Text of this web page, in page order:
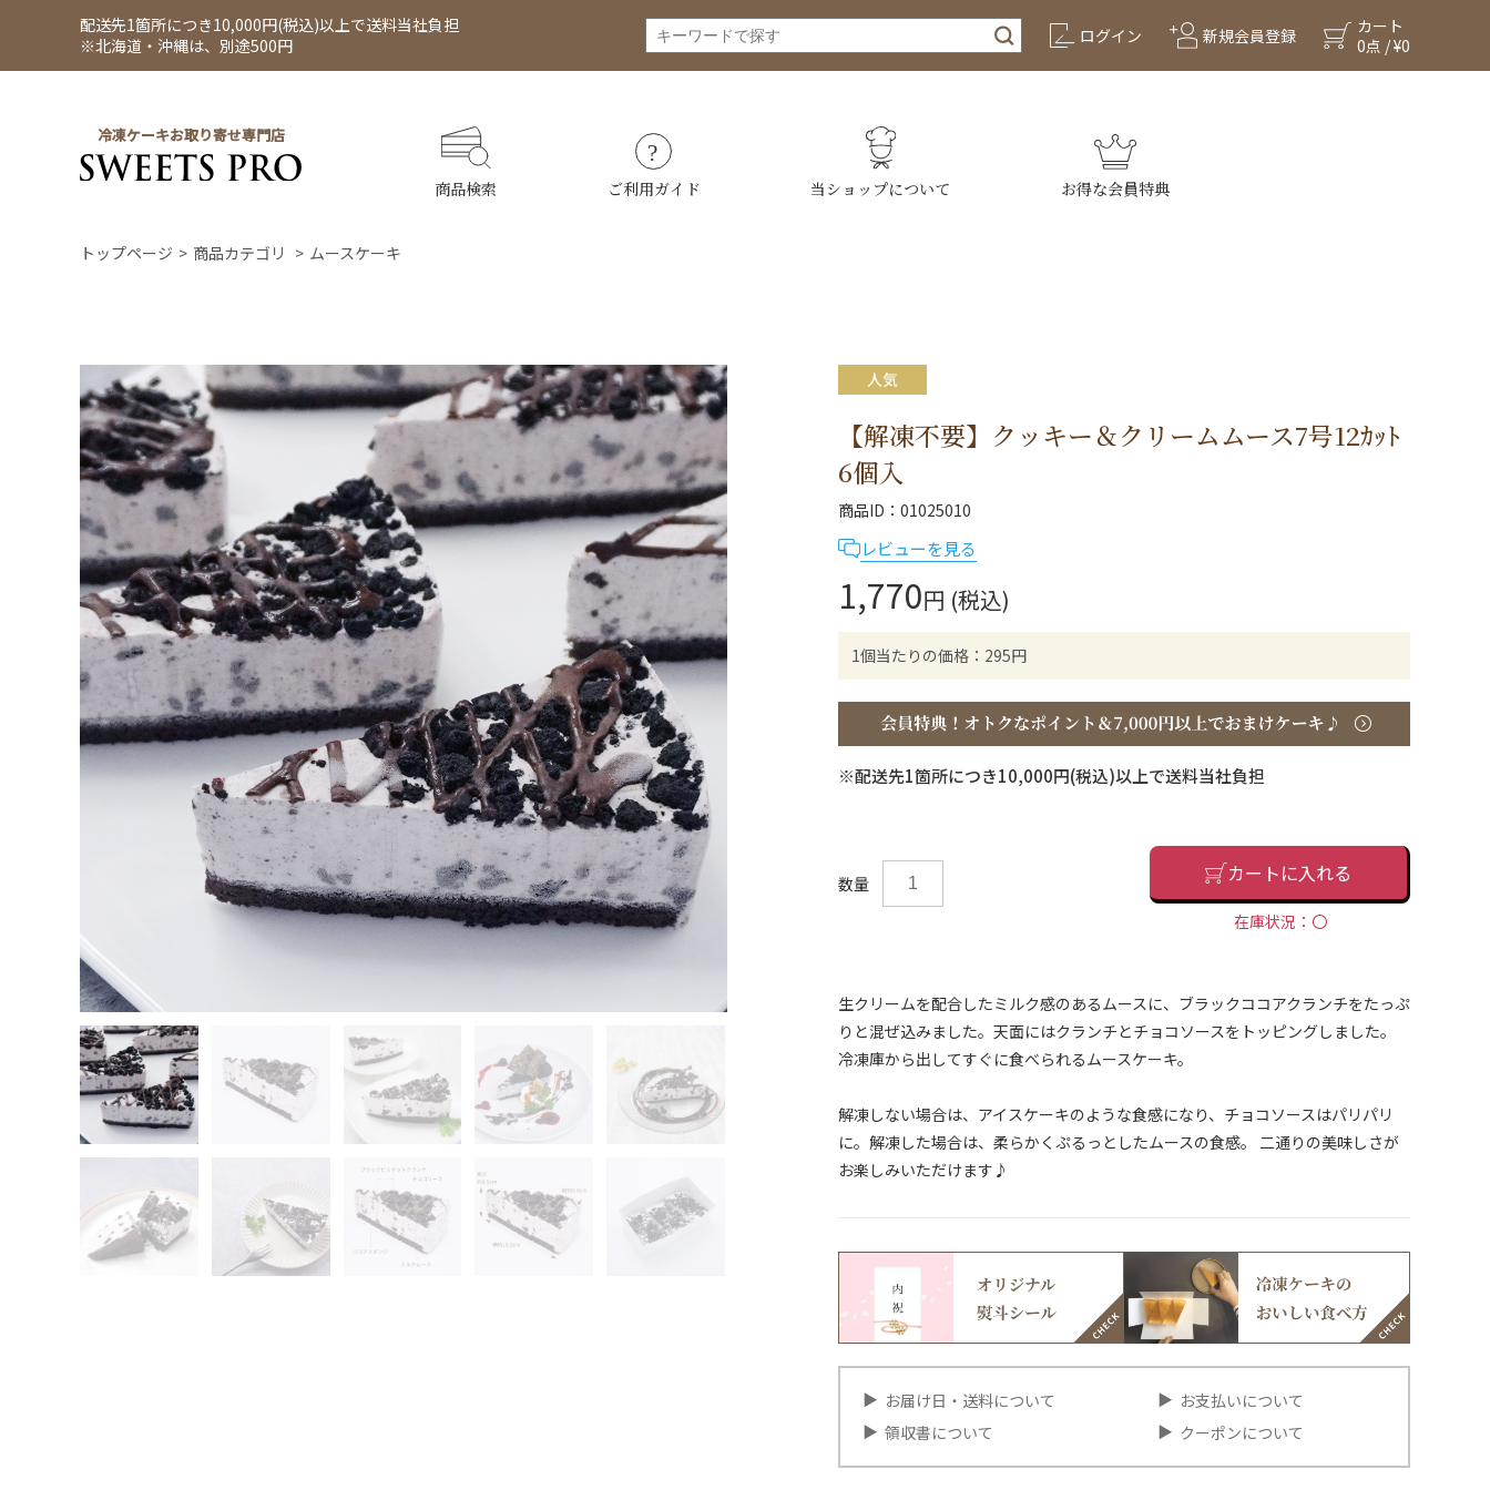
配送先1箇所につき10,000円(税込)以上で送料当社負担
※北海道・沖縄は、別途500円
ログイン 新規会員登録
カート
0点 / ¥0
冷凍ケーキお取り寄せ専門店
商品検索 ご利用ガイド 当ショップについて お得な会員特典
トップページ 商品カテゴリ ムースケーキ
【解凍不要】クッキー＆クリームムース7号12ｶｯﾄ
6個入
商品ID 01025010
レビューを見る
1,770円 (税込)
1個当たりの価格：295円
※配送先1箇所につき10,000円(税込)以上で送料当社負担
数量 カートに入れる
在庫状況：〇
生クリームを配合したミルク感のあるムースに、ブラックココアクランチをたっぷ
りと混ぜ込みました。天面にはクランチとチョコソースをトッピングしました。
冷凍庫から出してすぐに食べられるムースケーキ。
解凍しない場合は、アイスケーキのような食感になり、チョコソースはパリパリ
に。解凍した場合は、柔らかくぷるっとしたムースの食感。 二通りの美味しさが
お楽しみいただけます♪
お届け日・送料について
お支払いについて
領収書について
クーポンについて